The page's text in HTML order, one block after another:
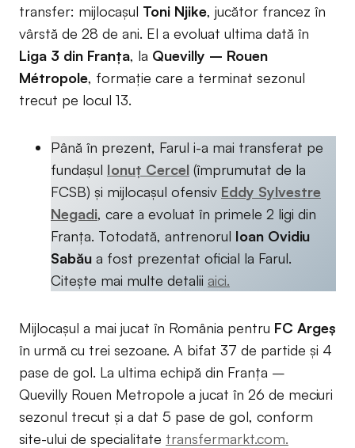
transfer: mijlocașul Toni Njike, jucător francez în
vârstă de 28 de ani. El a evoluat ultima dată în
Liga 3 din Franța, la Quevilly – Rouen
Métropole, formație care a terminat sezonul
trecut pe locul 13.
Până în prezent, Farul i-a mai transferat pe
fundașul Ionuț Cercel (împrumutat de la
FCSB) și mijlocașul ofensiv Eddy Sylvestre
Negadi, care a evoluat în primele 2 ligi din
Franța. Totodată, antrenorul Ioan Ovidiu
Sabău a fost prezentat oficial la Farul.
Citește mai multe detalii aici.
Mijlocașul a mai jucat în România pentru FC Argeș
în urmă cu trei sezoane. A bifat 37 de partide și 4
pase de gol. La ultima echipă din Franța –
Quevilly Rouen Metropole a jucat în 26 de meciuri
sezonul trecut și a dat 5 pase de gol, conform
site-ului de specialitate transfermarkt.com.